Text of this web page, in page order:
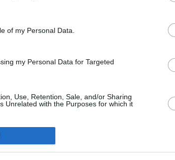
of my Personal Data.
my Personal Data for Targeted
Use, Retention, Sale, and/or Sharing
Unrelated with the Purposes for which it
procedentes de Italia tras el rechazo de
contra España por la crisis de Ceuta
suceda esto”